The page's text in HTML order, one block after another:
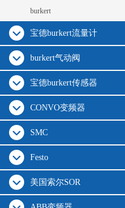
burkert
宝德burkert流量计
burkert气动阀
宝德burkert传感器
CONVO变频器
SMC
Festo
美国索尔SOR